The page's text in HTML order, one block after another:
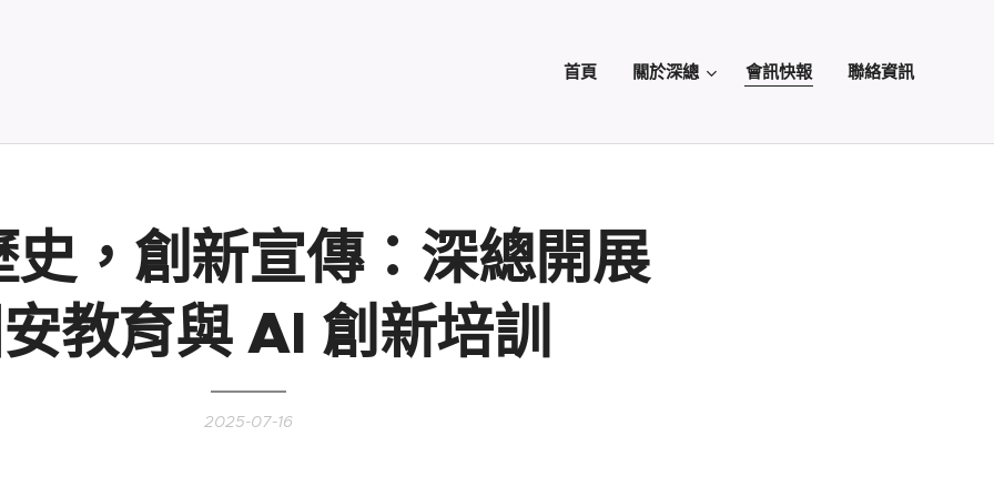
首頁 關於深總 會訊快報 聯絡資訊
史，創新宣傳：深總開展
教育與 AI 創新培訓
2025-07-16